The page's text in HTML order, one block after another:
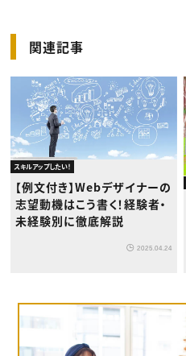
関連記事
スキルアップしたい！
【例文付き】Webデザイナーの
志望動機はこう書く！経験者・
未経験別に徹底解説
2025.04.24